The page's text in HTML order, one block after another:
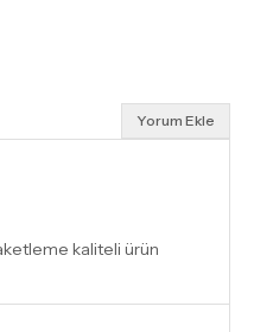
Yorum Ekle
kaliteli ürün